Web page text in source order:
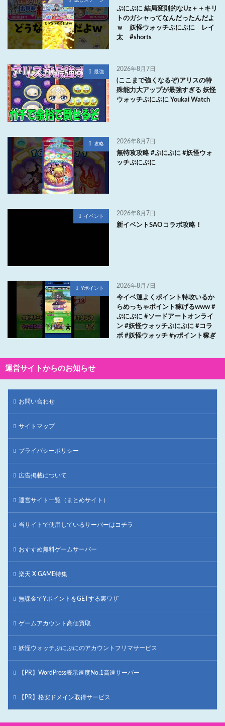
ぷにぷに 結局変則的なUz＋＋キリ
トのガシャってなんだったんだよ
ｗ 妖怪ウォッチぷにぷに レイ
太 #shorts
最強 2026年8月7日
(ここまで強くなるぞ)アリスの特
殊能力大アップが最強すぎる 妖怪
ウォッチぷにぷに Youkai Watch
攻略 2026年8月7日
無特攻攻略 #ぷにぷに #妖怪ウォ
ッチぷにぷに
イベント 2026年8月7日
新イベントSAOコラボ攻略！
Yポイント 2026年8月7日
今イベ運よくポイント特攻いるか
らめっちゃポイント稼げるwww #
ぷにぷに #ソードアートオンライ
ン #妖怪ウォッチぷにぷに #コラ
ボ #妖怪ウォッチ #yポイント稼ぎ
運営サイトからのお知らせ
お問い合わせ
サイトマップ
プライバシーポリシー
広告掲載について
運営サイト一覧（まとめサイト）
当サイトで使用しているサーバーはコチラ
おすすめ無料ゲームサーバー
楽天 X GAME特集
無課金でYポイントをGETする裏ワザ
ゲームアカウント高価買取
妖怪ウォッチぷにぷにのアカウントフリマサービス
【PR】WordPress表示速度No.1高速サーバー
【PR】格安ドメイン取得サービス